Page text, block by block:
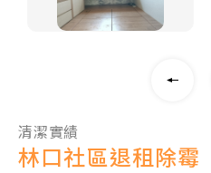
清潔實績
林口社區退租除霉